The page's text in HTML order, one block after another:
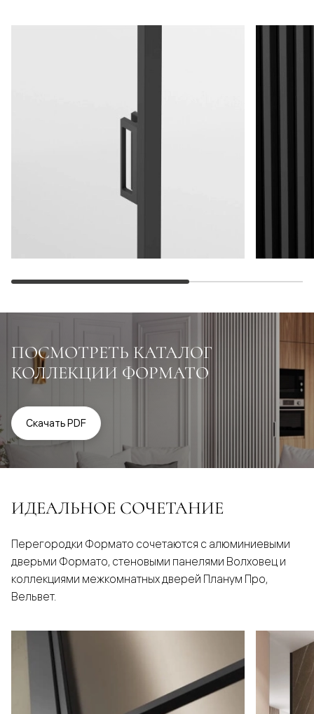
ПОСМОТРЕТЬ КАТАЛОГ
КОЛЛЕКЦИИ ФОРМАТО
Скачать PDF
ИДЕАЛЬНОЕ СОЧЕТАНИЕ
Перегородки Формато сочетаются с алюминиевыми
дверьми Формато, стеновыми панелями Волховец и
коллекциями межкомнатных дверей Планум Про,
Вельвет.